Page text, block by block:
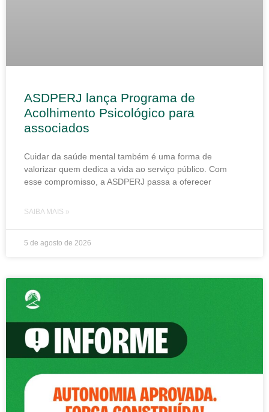
ASDPERJ lança Programa de
Acolhimento Psicológico para
associados
Cuidar da saúde mental também é uma forma de
valorizar quem dedica a vida ao serviço público. Com
esse compromisso, a ASDPERJ passa a oferecer
SAIBA MAIS »
5 de agosto de 2026